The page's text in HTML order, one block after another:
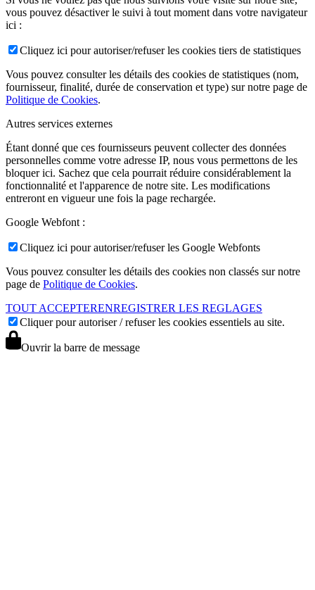
vous pouvez désactiver le suivi à tout moment dans votre navigateur
ici :
Cliquez ici pour autoriser/refuser les cookies tiers de statistiques
Vous pouvez consulter les détails des cookies de statistiques (nom,
fournisseur, finalité, durée de conservation et type) sur notre page de
Politique de Cookies.
Autres services externes
Étant donné que ces fournisseurs peuvent collecter des données
personnelles comme votre adresse IP, nous vous permettons de les
bloquer ici. Sachez que cela pourrait réduire considérablement la
fonctionnalité et l'apparence de notre site. Les modifications
entreront en vigueur une fois la page rechargée.
Google Webfont :
Cliquez ici pour autoriser/refuser les Google Webfonts
Vous pouvez consulter les détails des cookies non classés sur notre
page de Politique de Cookies.
TOUT ACCEPTERENREGISTRER LES REGLAGES
Cliquer pour autoriser / refuser les cookies essentiels au site.
Ouvrir la barre de message